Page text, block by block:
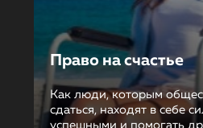
Право на счастье
Как люди, которым
сдаться, находят в себе
успешными и помогать